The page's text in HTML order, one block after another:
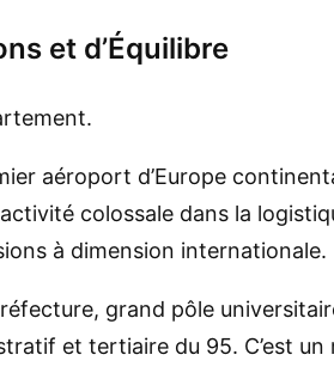
et d’Équilibre
aéroport d’Europe
colossale dans la
à dimension internationale.
grand pôle
et tertiaire du 95. C’est